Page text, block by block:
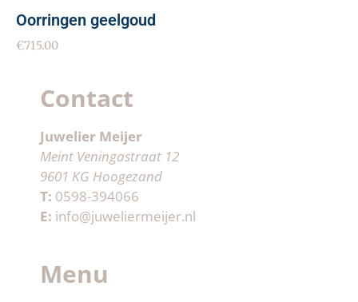
Oorringen geelgoud
€715.00
Contact
Juwelier Meijer
Meint Veningastraat 12
9601 KG Hoogezand
T: 0598-394066
E: info@juweliermeijer.nl
Menu